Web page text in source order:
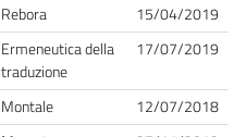
Rebora
15/04/2019
Ermeneutica della
traduzione
17/07/2019
Montale
12/07/2018